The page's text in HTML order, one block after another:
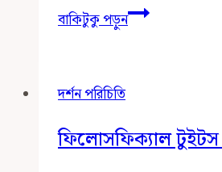
বাকিটুকু পড়ুনবিজ্ঞান
ও
দর্শন পরিচিতি
ফিলোসফিক্যাল